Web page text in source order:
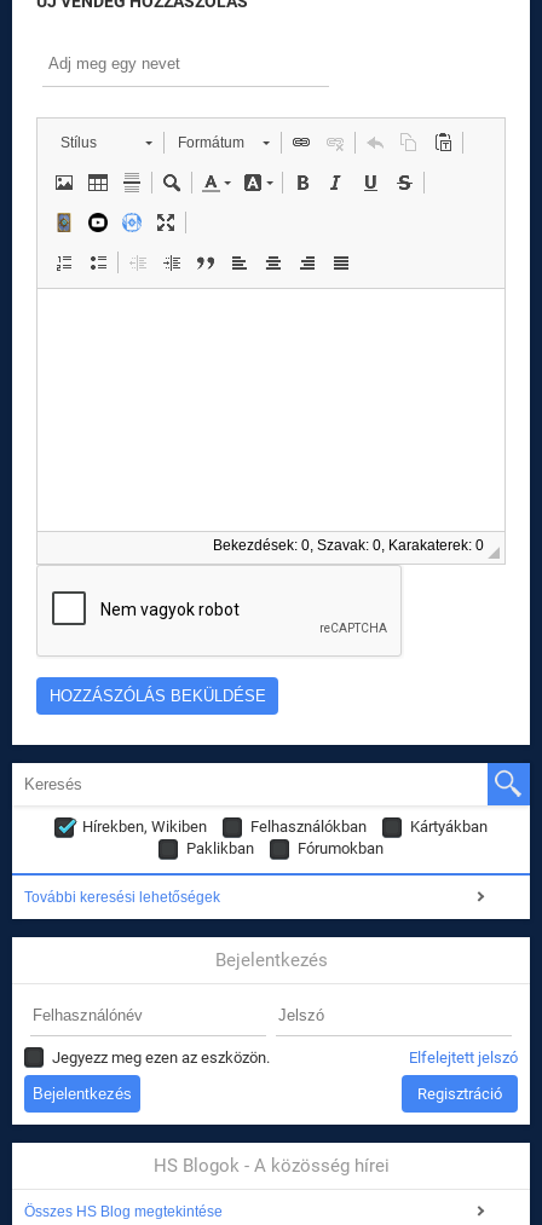
Stílus Formátum
Bekezdések: 0, Szavak: 0, Karakaterek: 0
Hírekben, Wikiben Felhasználókban
Kártyákban
Paklikban
Fórumokban
További keresési lehetőségek
Bejelentkezés
Jegyezz meg ezen az eszközön. Elfelejtett jelszó
Regisztráció
HS Blogok - A közösség hírei
Összes HS Blog megtekintése